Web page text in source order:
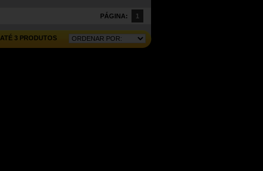
PÁGINA: 1
ATÉ 3 PRODUTOS